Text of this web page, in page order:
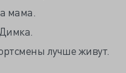
мама.
лучше живут.